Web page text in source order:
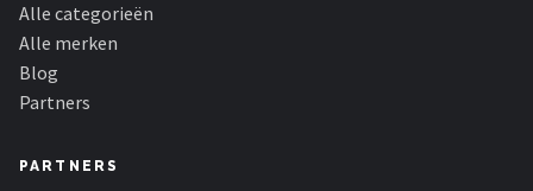
Alle categorieën
Alle merken
Blog
Partners
PARTNERS